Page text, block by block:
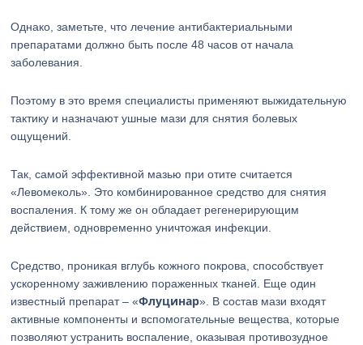
Однако, заметьте, что лечение антибактериальными
препаратами должно быть после 48 часов от начала
заболевания.
Поэтому в это время специалисты применяют выжидательную
тактику и назначают ушные мази для снятия болевых
ощущений.
Так, самой эффективной мазью при отите считается
«Левомеколь». Это комбинированное средство для снятия
воспаления. К тому же он обладает регенерирующим
действием, одновременно уничтожая инфекции.
Средство, проникая вглубь кожного покрова, способствует
ускоренному заживлению пораженных тканей. Еще один
известный препарат – «Флуцинар». В состав мази входят
активные компоненты и вспомогательные вещества, которые
позволяют устранить воспаление, оказывая противозудное